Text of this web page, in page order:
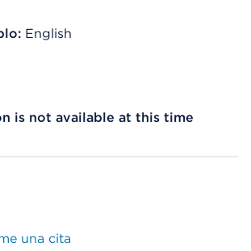
English
is not available at this time
una cita